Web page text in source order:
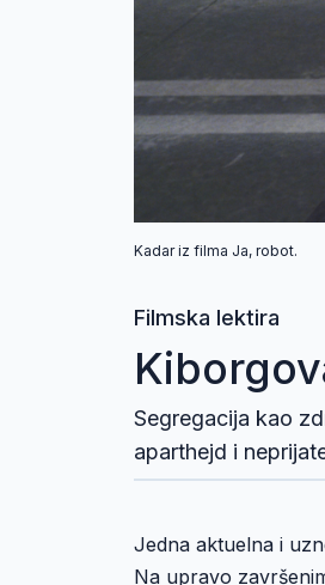
Kadar iz filma Ja, robot.
Filmska lektira
Segregacija kao
aparthejd i
Jedna aktuelna i
Na upravo